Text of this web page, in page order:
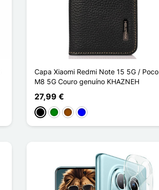
Capa Xiaomi Redmi Note 15 5G / Poco
M8 5G Couro genuíno KHAZNEH
27,99 €
PretoVerdeCastanho
Azul